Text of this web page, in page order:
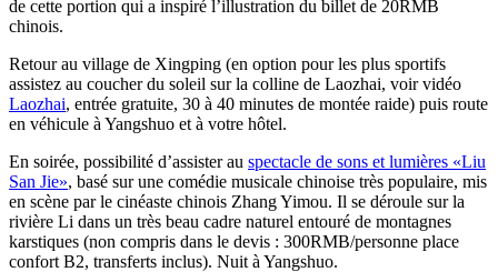
de cette portion qui a inspiré l’illustration du billet de 20RMB
chinois.
Retour au village de Xingping (en option pour les plus sportifs
assistez au coucher du soleil sur la colline de Laozhai, voir vidéo
Laozhai, entrée gratuite, 30 à 40 minutes de montée raide) puis route
en véhicule à Yangshuo et à votre hôtel.
En soirée, possibilité d’assister au spectacle de sons et lumières «Liu
San Jie», basé sur une comédie musicale chinoise très populaire, mis
en scène par le cinéaste chinois Zhang Yimou. Il se déroule sur la
rivière Li dans un très beau cadre naturel entouré de montagnes
karstiques (non compris dans le devis : 300RMB/personne place
confort B2, transferts inclus). Nuit à Yangshuo.